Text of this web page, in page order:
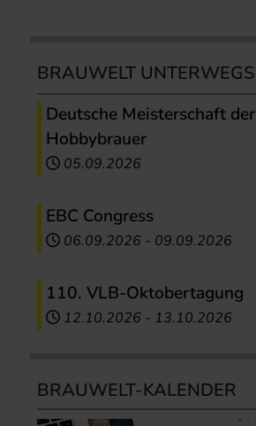
BRAUWELT UNTERWEGS
Deutsche Meisterschaft der
Hobbybrauer
05.09.2026
EBC Congress
06.09.2026 - 09.09.2026
110. VLB-Oktobertagung
12.10.2026 - 13.10.2026
BRAUWELT-KALENDER